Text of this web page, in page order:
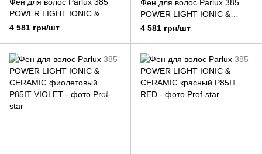
POWER LIGHT IONIC &
CERAMIC зеленый
4 581 грн/шт
Фен для волос Parlux 385
POWER LIGHT IONIC &
CERAMIC оранжевый
4 581 грн/шт